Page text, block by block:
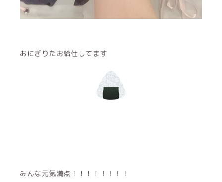
おにぎりたお給仕してます
みんな元気満点！！！！！！！！